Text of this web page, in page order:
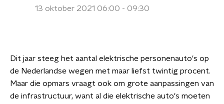
13 oktober 2021 06:00 - 09:30
Dit jaar steeg het aantal elektrische personenauto's op
de Nederlandse wegen met maar liefst twintig procent.
Maar die opmars vraagt ook om grote aanpassingen van
de infrastructuur, want al die elektrische auto's moeten